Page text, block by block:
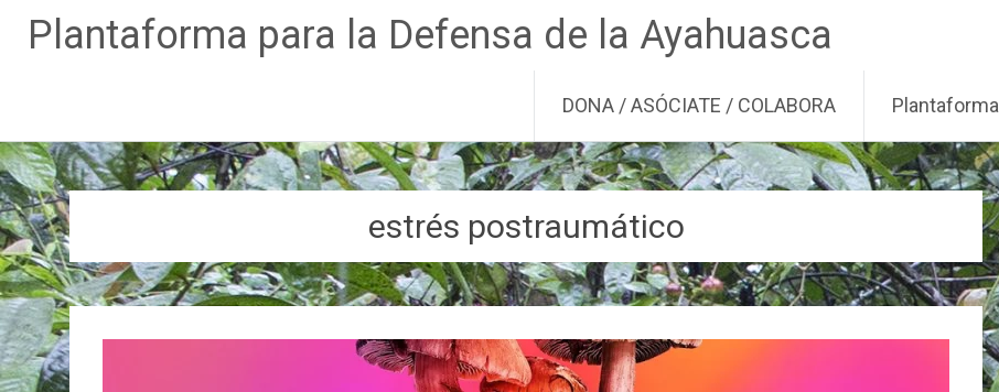
Ir
al
contenido
Plantaforma para la Defensa de la Ayahuasca
DONA / ASÓCIATE / COLABORA Plantaforma
estrés postraumático